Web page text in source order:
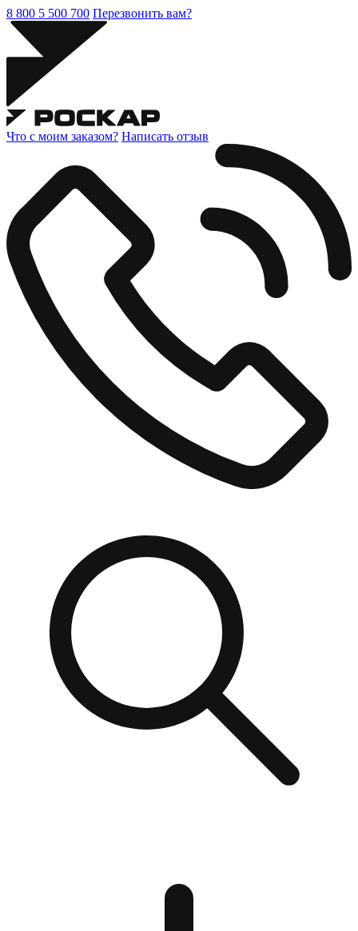
8 800 5 500 700 Перезвонить вам?
Что с моим заказом? Написать отзыв